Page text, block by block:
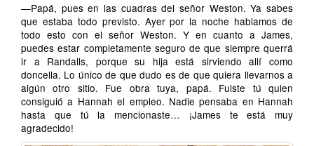
—Papá, pues en las cuadras del señor Weston. Ya sabes
que estaba todo previsto. Ayer por la noche hablamos de
todo esto con el señor Weston. Y en cuanto a James,
puedes estar completamente seguro de que siempre querrá
ir a Randalls, porque su hija está sirviendo allí como
doncella. Lo único de que dudo es de que quiera llevarnos a
algún otro sitio. Fue obra tuya, papá. Fuiste tú quien
consiguió a Hannah el empleo. Nadie pensaba en Hannah
hasta que tú la mencionaste… ¡James te está muy
agradecido!